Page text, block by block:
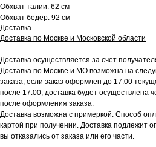
Обхват талии: 62 см
Обхват бедер: 92 см
Доставка
Доставка по Москве и Московской области
Доставка осуществляется за счет
Доставка по Москве и МО возможна на
заказа, если заказ оформлен до 17:00
после 17:00, доставка будет осуществлена
после оформления заказа.
Доставка возможна с примеркой. Способ
картой при получении. Доставка подлежит
вы отказались от заказа или его части.